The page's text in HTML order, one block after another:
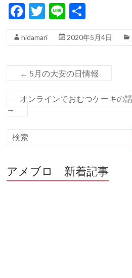
F
e
o
o
k
T
itt
Li
e
hidamari 2020年5月4日
← 5月の大安の日情報
オンラインでおむつケーキの
→
アメブロ 新着記事